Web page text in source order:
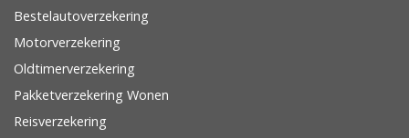
Bestelautoverzekering
Motorverzekering
Oldtimerverzekering
Pakketverzekering Wonen
Reisverzekering